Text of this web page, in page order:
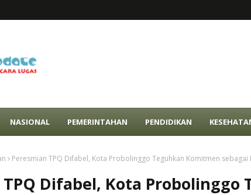
NASIONAL PEMERINTAHAN PENDIDIKAN
Peresmian TPQ Difabel, Kota Probolinggo Teguhkan Komitmen sebagai
Difabel, Kota Probolinggo